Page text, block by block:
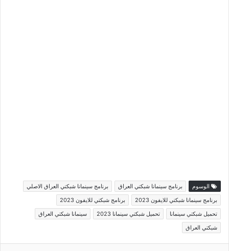
الوسوم برنامج سينمانا شبكتي العراق
برنامج سينمانا شبكتي العراق الاصلي
برنامج سينمانا شبكتي للايفون 2023
برنامج شبكتي للايفون 2023
تحميل شبكتي سينمانا
تحميل شبكتي سينمانا 2023
سينمانا شبكتي العراق
شبكتي العراق